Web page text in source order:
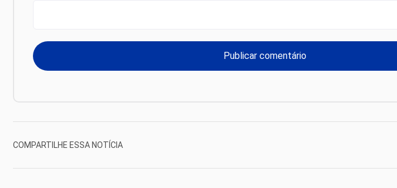
COMPARTILHE ESSA NOTÍCIA